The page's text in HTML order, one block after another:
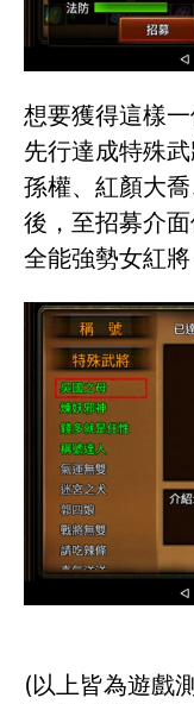
想要獲得這樣
先行達成特殊
孫權、紅顏大
後，至招募介
全能強勢女紅將
(以上皆為遊戲